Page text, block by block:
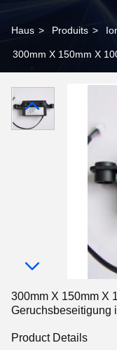
Haus > Produits >
300mm X 150mm X
300mm X 150mm X
Geruchsbeseitigung
Product Details